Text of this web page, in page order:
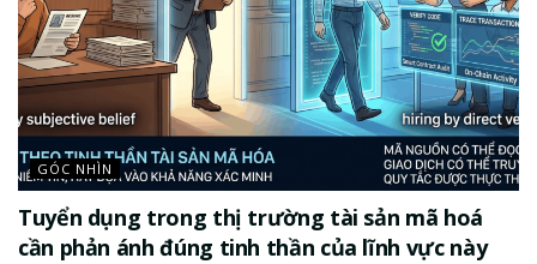
GÓC NHÌN
Tuyển dụng trong thị trường tài sản mã hoá
cần phản ánh đúng tinh thần của lĩnh vực này